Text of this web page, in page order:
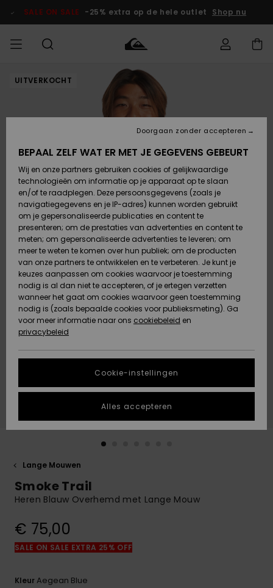
Productinformatie
SALE ON SALE -25% extra op de hele outlet Shop nu
HEREN Kleding
Accessoires
Schoenen &
Slippers
Surf /
Water
Snow
Nieuw
Highlights
JONGENS
Kleding
Accessoires
Schoenen &
Slippers
Surf /
Water
Sneeuw
Nieuw
Highlights
DAMES
Shop
Highlights
Snow
SURF
Heren Surf
Shop
Surf Shop
Highlights
Community
SNOW
Heren Snow
Shop
Snow Shop
Dames
Snow Shop
Highlights
Gemeenschap
SALE ON
SALE
HEREN
OUTLET
Kinderen
VROUW
OUTLET
Regio- En
Taalinstellingen
français
Toegang tot
mijn bestelling
Retouren
Betaling
Giftcard
Quiksilver
Freedom
Gegevensbescherming
gesprek om het
snelste
vraag te
krijgen.
Gesprek
de meest
FAQ
DUURZAAMHEID
STORE LOCATOR
VERLANGLIJST
UITVERKOCHT
Lange Mouwen
Smoke Trail
Heren Blauw Overhemd met Lange Mouw
€ 75,00
SALE ON SALE EXTRA 25% OFF
KleurAegean Blue
BEPAAL ZELF WAT ER MET JE GEGEVENS GEBEURT
Wij en onze partners gebruiken cookies of gelijkwaardige
technologieën om informatie op je apparaat op te slaan
en/of te raadplegen. Deze persoonsgegevens (zoals je
navigatiegegevens en je IP-adres) kunnen worden gebruikt
om je gepersonaliseerde publicaties en content te
presenteren; om de prestaties van advertenties en content te
meten; om gepersonaliseerde advertenties te leveren; om
meer te weten te komen over hun publiek; om de producten
van onze partners te ontwikkelen en te verbeteren. Je kunt je
keuzes aanpassen om cookies waarvoor je toestemming
nodig is al dan niet te accepteren, of je ertegen verzetten
wanneer het gaat om cookies waarvoor geen toestemming
nodig is (zoals bepaalde cookies voor publieksmeting). Ga
voor meer informatie naar ons cookiebeleid en
privacybeleid
Cookie-instellingen
Doorgaan zonder accepteren
Alles accepteren